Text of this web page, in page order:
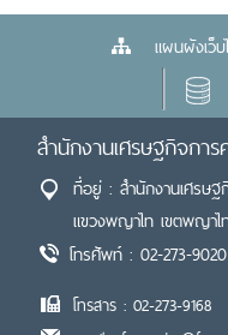
แผนผังเว็บ
สำนักงานเศรษฐกิจกา
ที่อยู่ : สำนักงานเศรษ
แขวงพญาไท เขตพญา
โทรศัพท์ : 02-273-9020
โทรสาร : 02-273-9168